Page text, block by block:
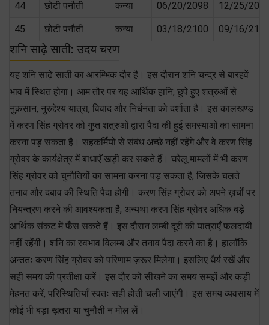
44 छोटी पनौती कन्या 06/20/2098 12/25/
45 छोटी पनौती कन्या 03/18/2100 09/16/
शनि साढ़े साती: उदय चरण
यह शनि साढ़े साती का आरम्भिक दौर है। इस दौरान शनि चन्द्र से बारहवें
भाव में स्थित होगा। आम तौर पर यह आर्थिक हानि, छुपे हुए शत्रुओं से
नुक़सान, नुरुद्देश्य यात्रा, विवाद और निर्धनता को दर्शाता है। इस कालखण्ड
में करण सिंह ग्रोवर को गुप्त शत्रुओं द्वारा पैदा की हुई समस्याओं का सामना
करना पड़ सकता है। सहकर्मियों से संबंध अच्छे नहीं रहेंगे और वे करण सिंह
ग्रोवर के कार्यक्षेत्र में बाधाएँ खड़ी कर सकते हैं। घरेलू मामलों में भी करण
सिंह ग्रोवर को चुनौतियों का सामना करना पड़ सकता है, जिसके चलते
तनाव और दबाव की स्थिति पैदा होगी। करण सिंह ग्रोवर को अपने ख़र्चों पर
नियन्त्रण करने की आवश्यकता है, अन्यथा करण सिंह ग्रोवर अधिक बड़े
आर्थिक संकट में फँस सकते हैं। इस दौरान लम्बी दूरी की यात्राएँ फलदायी
नहीं रहेंगी। शनि का स्वभाव विलम्ब और तनाव पैदा करने का है। हालाँकि
अन्ततः करण सिंह ग्रोवर को परिणाम ज़रूर मिलेगा। इसलिए धैर्य रखें और
सही समय की प्रतीक्षा करें। इस दौर को सीखने का समय समझें और कड़ी
मेहनत करें, परिस्थितियाँ स्वतः सही होती चली जाएंगी। इस समय व्यवसाय में
कोई भी बड़ा ख़तरा या चुनौती न मोल लें।